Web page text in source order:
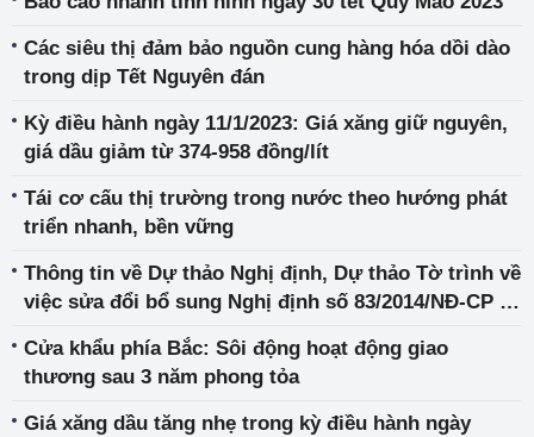
Các siêu thị đảm bảo nguồn cung hàng hóa dồi dào
trong dịp Tết Nguyên đán
Kỳ điều hành ngày 11/1/2023: Giá xăng giữ nguyên,
giá dầu giảm từ 374-958 đồng/lít
Tái cơ cấu thị trường trong nước theo hướng phát
triển nhanh, bền vững
Thông tin về Dự thảo Nghị định, Dự thảo Tờ trình về
việc sửa đổi bổ sung Nghị định số 83/2014/NĐ-CP và
Cửa khẩu phía Bắc: Sôi động hoạt động giao
thương sau 3 năm phong tỏa
Giá xăng dầu tăng nhẹ trong kỳ điều hành ngày